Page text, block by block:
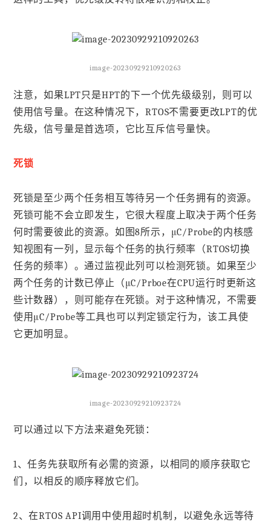
image-20230929210920263
注意，如果LPT只是HPT的下一个优先级级别，则可以
使用信号量。在这种情况下，RTOS不需要更改LPT的优
先级，信号量是首选项，它比互斥信号量快。
死锁
死锁是至少两个任务相互等待另一个任务拥有的资源。
死锁可能不会立即发生，它很大程度上取决于两个任务
何时需要彼此的资源。如图8所示，μC/Probe的内核感
知视图有一列，显示每个任务的执行频率（RTOS切换
任务的频率）。通过监视此列可以检测死锁。如果至少
两个任务的计数已停止（μC/Prboe在CPU运行时更新这
些计数器），则可能存在死锁。对于这种情况，不需要
使用μC/Probe等工具也可以判定锁定行为，该工具使
它更加明显。
image-20230929210923724
可以通过以下方法来避免死锁：
1、任务先获取所有必需的资源，以相同的顺序获取它
们，以相反的顺序释放它们。
2、在RTOS API调用中使用超时机制，以避免永远等待